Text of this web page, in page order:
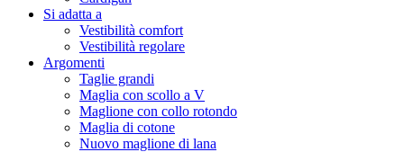
Si adatta a
Vestibilità comfort
Vestibilità regolare
Argomenti
Taglie grandi
Maglia con scollo a V
Maglione con collo rotondo
Maglia di cotone
Nuovo maglione di lana